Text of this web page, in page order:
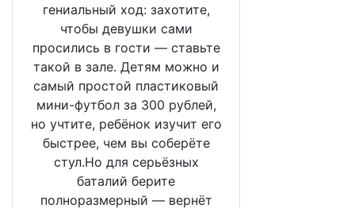
гениальный ход: захотите,
чтобы девушки сами
просились в гости — ставьте
такой в зале. Детям можно и
самый простой пластиковый
мини-футбол за 300 рублей,
но учтите, ребёнок изучит его
быстрее, чем вы соберёте
стул.Но для серьёзных
баталий берите
полноразмерный — вернёт